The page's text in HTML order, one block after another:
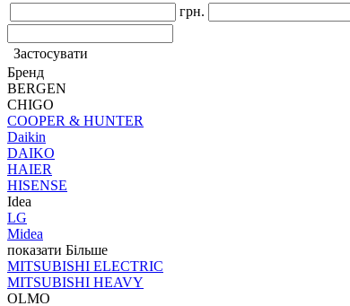
грн.
Застосувати
Бренд
BERGEN
CHIGO
COOPER & HUNTER
Daikin
DAIKO
HAIER
HISENSE
Idea
LG
Midea
показати Більше
MITSUBISHI ELECTRIC
MITSUBISHI HEAVY
OLMO